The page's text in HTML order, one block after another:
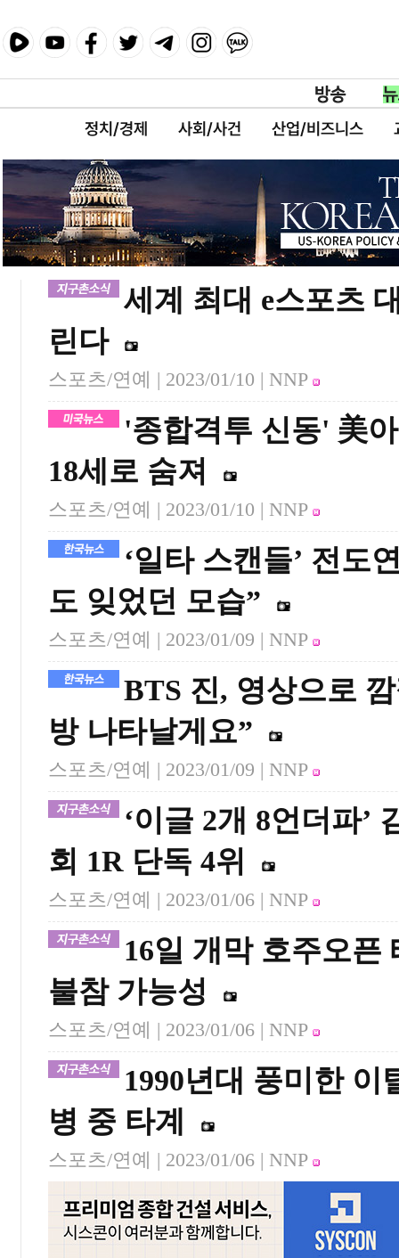
정치/경제 사회/사건 산업/비즈니스
세계 최대 e스포츠
린다
스포츠/연예 | 2023/01/10 | NNP
'종합격투 신동' 美
18세로 숨져
스포츠/연예 | 2023/01/10 | NNP
‘일타 스캔들’ 전도
도 잊었던 모습”
스포츠/연예 | 2023/01/09 | NNP
BTS 진, 영상으로
방 나타날게요”
스포츠/연예 | 2023/01/09 | NNP
‘이글 2개 8언더파’
회 1R 단독 4위
스포츠/연예 | 2023/01/06 | NNP
16일 개막 호주오픈
불참 가능성
스포츠/연예 | 2023/01/06 | NNP
1990년대 풍미한 이
병 중 타계
스포츠/연예 | 2023/01/06 | NNP